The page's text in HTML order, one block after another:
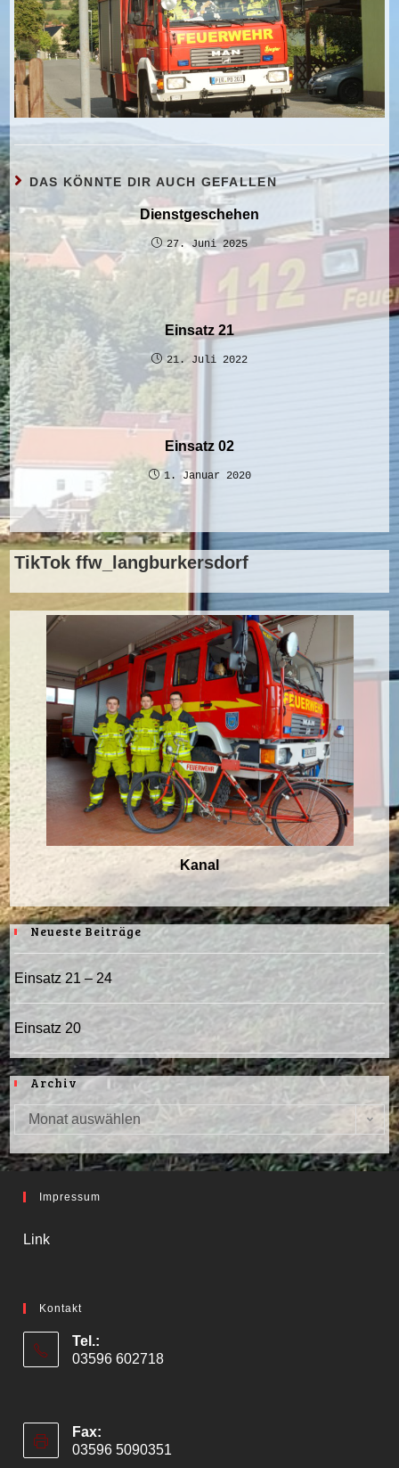
DAS KÖNNTE DIR AUCH GEFALLEN
Dienstgeschehen
27. Juni 2025
Einsatz 21
21. Juli 2022
Einsatz 02
1. Januar 2020
TikTok ffw_langburkersdorf
Kanal
Neueste Beiträge
Einsatz 21 – 24
Einsatz 20
Archiv
Archiv
Monat auswählen
Impressum
Link
Kontakt
Tel.:
03596 602718
Fax:
03596 5090351